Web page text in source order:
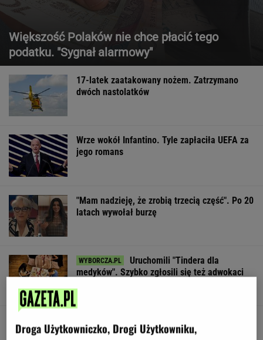
Większość Polaków nie chce płacić tego
podatku. "Sygnał alarmowy"
17-latek zaatakowany nożem. Zatrzymano
dwóch nastolatków
Wrze wokół Infantino. Tyle zapłaciła UEFA za
jego romans
"Mam nadzieję, że zrobią trzecią część". Po 20
latach wywołał burzę
Uruchomili "Tindera dla
medyków". Szybko zgłosili się też adwokaci
SUBSKRYPCJA
Droga Użytkowniczko, Drogi Użytkowniku,